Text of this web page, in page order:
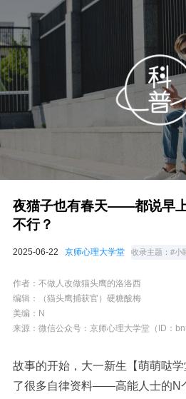
夜猫子也有春天——都说早
不行？
2025-06-22 京师心理大学堂 收录主题： #小
作者： 不做人改做猫头鹰的洛洛西
编辑：
（猫头鹰捕获官）硬糖酸梅
美编： N
来源：微信公众号：京师心理大学堂（ID：
故事的开始，大一新生【萌萌哒
了很多自律资料——高能人士的N